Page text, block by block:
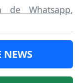
de Whatsapp,
NEWS